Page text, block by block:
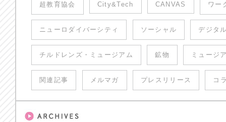
超教育協会 City&Tech CANVAS ワー
ニューロダイバーシティ ソーシャル デジタ
チルドレンズ・ミュージアム 鉱物 ミュージ
関連記事 メルマガ プレスリリース コ